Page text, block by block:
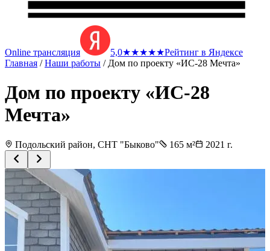
Online трансляция 5,0★★★★★Рейтинг в Яндексе
Главная /Наши работы / Дом по проекту «ИС-28 Мечта»
Дом по проекту «ИС-28
Мечта»
Подольский район, СНТ "Быково" 165 м² 2021 г.